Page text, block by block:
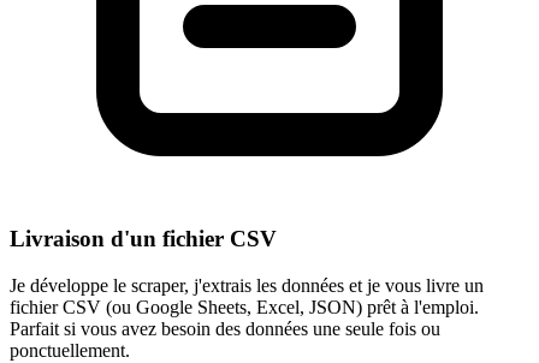
Livraison d'un fichier CSV
Je développe le scraper, j'extrais les données et je vous livre un
fichier CSV (ou Google Sheets, Excel, JSON) prêt à l'emploi.
Parfait si vous avez besoin des données une seule fois ou
ponctuellement.